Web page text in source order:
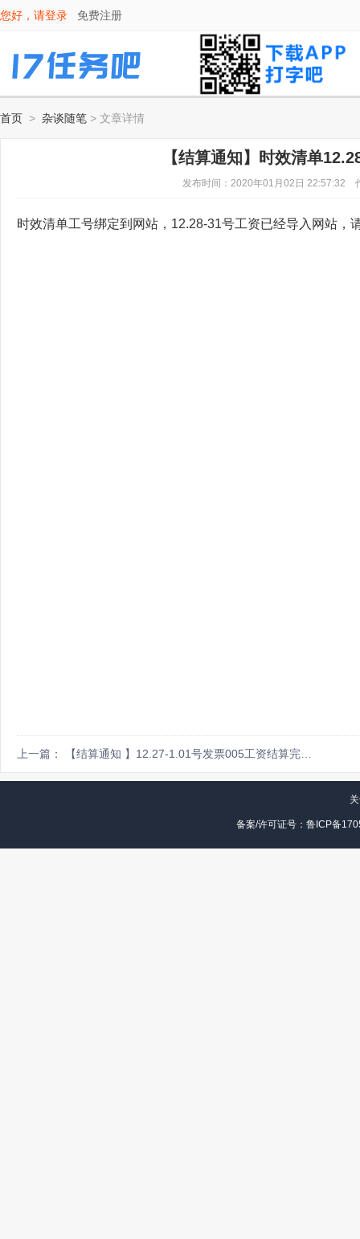
您好，请登录 免费注册
首页 > 杂谈随笔 > 文章详情
【结算通知】时效清单
发布时间：2020年01月02日 22:57:32
时效清单工号绑定到网站，12.28-31号工资已经导入网站，
备案/许可证号：鲁ICP备